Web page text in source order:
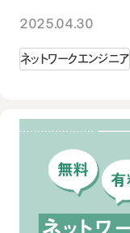
2025.04.30
ネットワークエンジニア